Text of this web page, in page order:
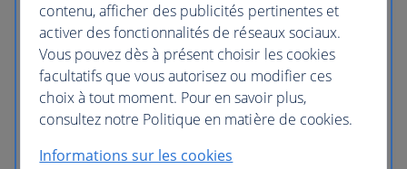
contenu, afficher des publicités pertinentes et
activer des fonctionnalités de réseaux sociaux.
Vous pouvez dès à présent choisir les cookies
facultatifs que vous autorisez ou modifier ces
choix à tout moment. Pour en savoir plus,
consultez notre Politique en matière de cookies.
Informations sur les cookies